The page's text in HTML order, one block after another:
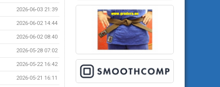
2026-06-03 21:39
2026-06-02 14:44
2026-06-02 08:40
2026-05-28 07:02
2026-05-22 16:42
2026-05-21 16:11